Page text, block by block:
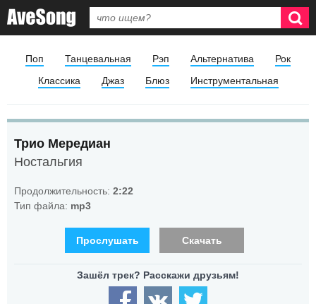
Поп Танцевальная Рэп Альтернатива
Рок
Классика
Джаз Блюз Инструментальная
Трио Мередиан
Ностальгия
Продолжительность: 2:22
Тип файла: mp3
Прослушать Скачать